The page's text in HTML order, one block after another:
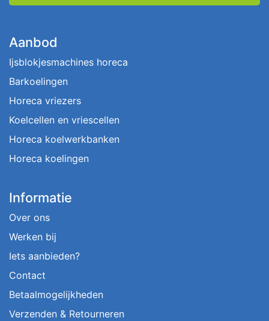
Aanbod
Ijsblokjesmachines horeca
Barkoelingen
Horeca vriezers
Koelcellen en vriescellen
Horeca koelwerkbanken
Horeca koelingen
Informatie
Over ons
Werken bij
Iets aanbieden?
Contact
Betaalmogelijkheden
Verzenden & Retourneren